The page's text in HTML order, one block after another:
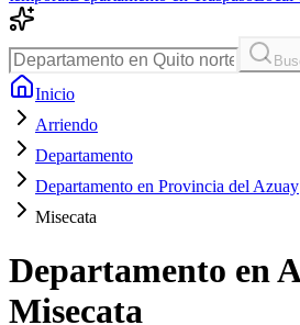
Inicio
Arriendo
Departamento
Departamento en Provincia del Azuay
Misecata
Departamento en
Misecata